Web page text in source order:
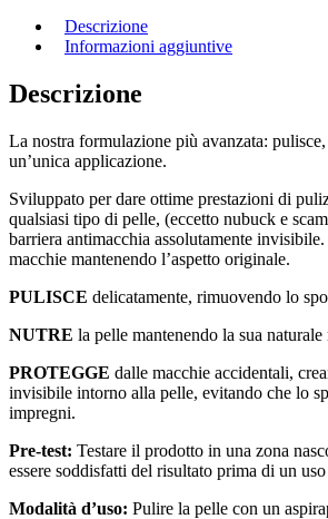
RENEW
1
quantità
Descrizione
Informazioni aggiuntive
Descrizione
La nostra formulazione più avanzata:
un’unica applicazione.
Sviluppato per dare ottime prestazioni di
qualsiasi tipo di pelle, (eccetto nubuck e
barriera antimacchia assolutamente
macchie mantenendo l’aspetto originale.
PULISCE delicatamente, rimuovendo lo
NUTRE la pelle mantenendo la sua naturale
PROTEGGE dalle macchie accidentali,
invisibile intorno alla pelle, evitando che lo
impregni.
Pre-test: Testare il prodotto in una zona
essere soddisfatti del risultato prima di un uso
Modalità d’uso: Pulire la pelle con un